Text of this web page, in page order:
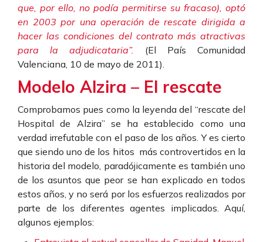
que, por ello, no podía permitirse su fracaso), optó
en 2003 por una operación de rescate dirigida a
hacer las condiciones del contrato más atractivas
para la adjudicataria”. (El País Comunidad
Valenciana, 10 de mayo de 2011).
Modelo Alzira – El rescate
Comprobamos pues como la leyenda del “rescate del
Hospital de Alzira” se ha establecido como una
verdad irrefutable con el paso de los años. Y es cierto
que siendo uno de los hitos más controvertidos en la
historia del modelo, paradójicamente es también uno
de los asuntos que peor se han explicado en todos
estos años, y no será por los esfuerzos realizados por
parte de los diferentes agentes implicados. Aquí,
algunos ejemplos: